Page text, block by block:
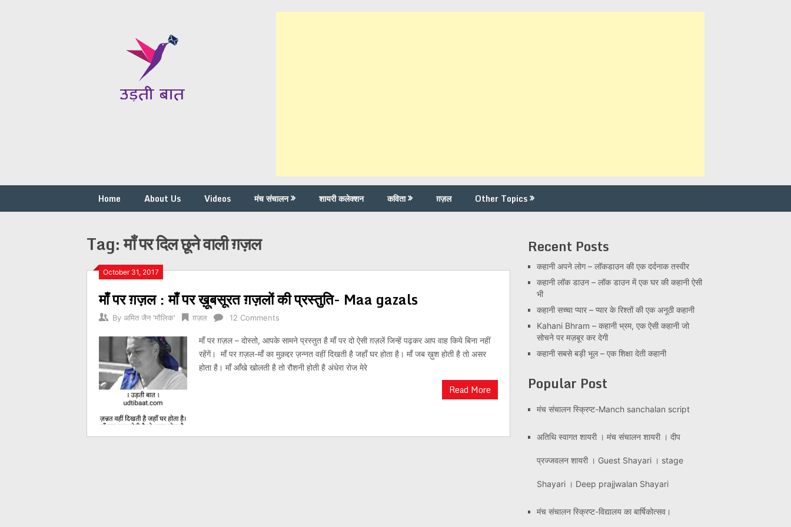
Home About Us Videos मंच संचालन शायरी कलेक्शन कविता ग़ज़ल Other Topics
Tag:माँ पर दिल छूने वाली ग़ज़ल
October 31, 2017
माँ पर ग़ज़ल : माँ पर ख़ूबसूरत ग़ज़लों की प्रस्तुति- Maa gazals
By अमित जैन 'मौलिक' ग़ज़ल 12 Comments
माँ पर ग़ज़ल – दोस्तो, आपके सामने प्रस्तुत है माँ पर दो ऐसी ग़ज़लें जिन्हें पढ़कर आप वाह किये बिना नहीं
रहेंगें। माँ पर ग़ज़ल-माँ का मुक़द्दर ज़न्नत वहीं दिखती है जहाँ घर होता है। माँ जब ख़ुश होती है तो असर
होता है। माँ आँखे खोलती है तो रौशनी होती है अंधेरा रोज मेरे
Read More
Posts
navigation
Recent Posts
कहानी अपने लोग – लॉकडाउन की एक दर्दनाक तस्वीर
कहानी लॉक डाउन – लॉक डाउन में एक घर की कहानी ऐसी
भी
कहानी सच्चा प्यार – प्यार के रिश्तों की एक अनूठी कहानी
Kahani Bhram – कहानी भ्रम, एक ऐसी कहानी जो
सोचने पर मज़बूर कर देगी
कहानी सबसे बड़ी भूल – एक शिक्षा देती कहानी
Popular Post
मंच संचालन स्क्रिप्ट-Manch sanchalan script
अतिथि स्वागत शायरी । मंच संचालन शायरी । दीप
प्रज्जवलन शायरी । Guest Shayari । stage
Shayari । Deep prajjwalan Shayari
मंच संचालन स्क्रिप्ट-विद्यालय का बार्षिकोत्सव।